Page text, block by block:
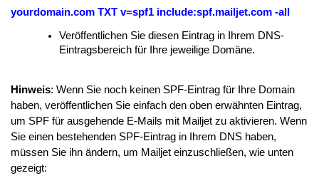
yourdomain.com TXT v=spf1 include:spf.mailjet.com -all
Veröffentlichen Sie diesen Eintrag in Ihrem DNS-
Eintragsbereich für Ihre jeweilige Domäne.
Hinweis: Wenn Sie noch keinen SPF-Eintrag für Ihre Domain
haben, veröffentlichen Sie einfach den oben erwähnten Eintrag,
um SPF für ausgehende E-Mails mit Mailjet zu aktivieren. Wenn
Sie einen bestehenden SPF-Eintrag in Ihrem DNS haben,
müssen Sie ihn ändern, um Mailjet einzuschließen, wie unten
gezeigt: